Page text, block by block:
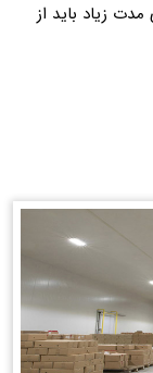
زیاد باید از